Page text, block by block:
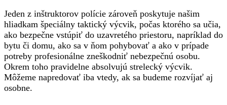
Jeden z inštruktorov polície zároveň poskytuje našim
hliadkam špeciálny taktický výcvik, počas ktorého sa učia,
ako bezpečne vstúpiť do uzavretého priestoru, napríklad do
bytu či domu, ako sa v ňom pohybovať a ako v prípade
potreby profesionálne zneškodniť nebezpečnú osobu.
Okrem toho pravidelne absolvujú strelecký výcvik.
Môžeme napredovať iba vtedy, ak sa budeme rozvíjať aj
osobne.